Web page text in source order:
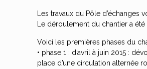
Les travaux du Pôle
Le déroulement du chantier a
Voici les premières phases du
• phase 1 : d’avril à juin 2015 :
place d’une circulation alternée